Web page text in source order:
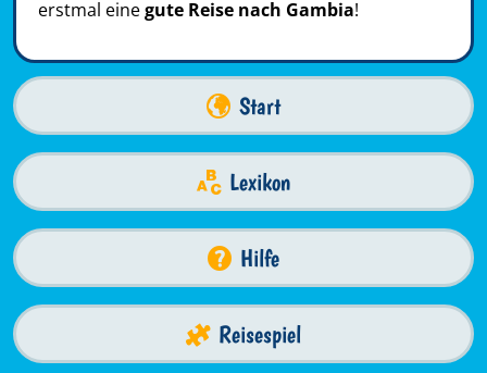
erstmal einegute Reise nach Gambia!
Start
Lexikon
Hilfe
Reisespiel